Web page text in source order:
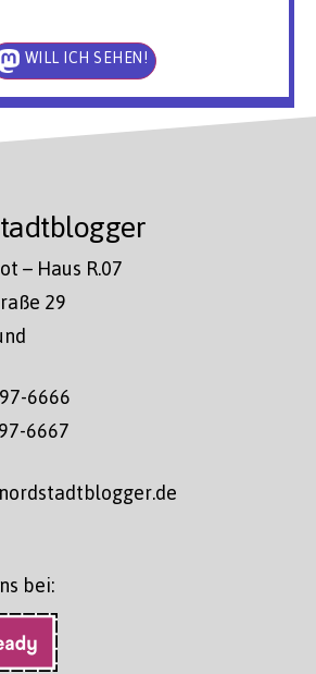
WILL ICH SEHEN!
– Haus R.07
29
6666
6667
bei: